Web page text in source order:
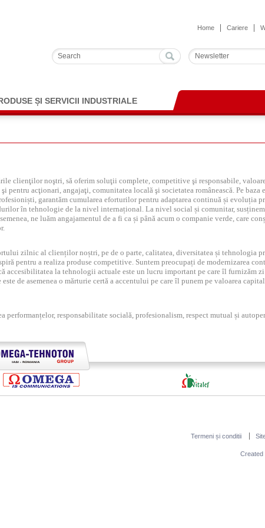
Home Cariere
Newsletter
ȘI SERVICII INDUSTRIALE
clienţilor noştri, să oferim soluţii complete, competitive şi responsabile,
pentru acţionari, angajaţi, comunitatea locală şi societatea românească. Pe baza
garantăm cumularea eforturilor pentru adaptarea continuă și evoluția
în tehnologie de la nivel internațional. La nivel social și comunitar,
ne luăm angajamentul de a fi ca și până acum o companie verde, care
zilnic al clienților noștri, pe de o parte, calitatea, diversitatea și tehnologia
pentru a realiza produse competitive. Suntem preocupați de modernizarea
accesibilitatea la tehnologii actuale este un lucru important pe care îl furnizăm
de asemenea o mărturie certă a accentului pe care îl punem pe valoarea
performanțelor,responsabilitate socială, profesionalism, respect mutual și
Termeni și conditii
Created